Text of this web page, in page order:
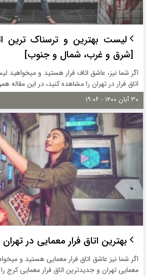
لیست بهترین و ترسناک ترین
[شرق و غرب، شمال و جنوب]
اگر شما نیز، عاشق اتاف فرار هستید و میخواهید
اتاق فرار در تهران را مشاهده کنید، در این مقاله
۳۰ آبان ۱۴۰۰ - ۱۹:۰۶
بهترین اتاق فرار معمایی در
اگر شما نیز عاشق اتاق فرار معمایی هستید و
معمایی تهران و جدیدترین اتاق فرار معمایی کرج را